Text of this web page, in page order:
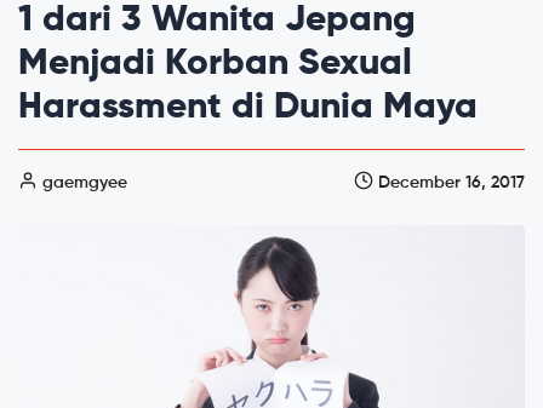
1 dari 3 Wanita Jepang
Menjadi Korban Sexual
Harassment di Dunia Maya
gaemgyee December 16, 2017